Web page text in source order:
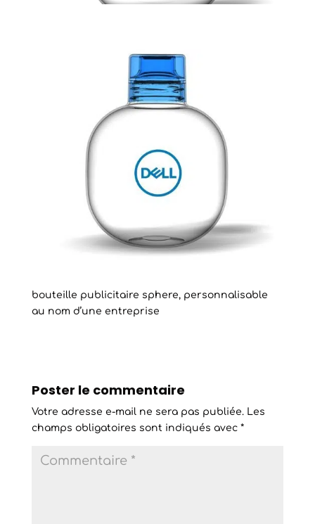
bouteille publicitaire sphere, personnalisable
au nom d’une entreprise
Poster le commentaire
Votre adresse e-mail ne sera pas publiée. Les
champs obligatoires sont indiqués avec *